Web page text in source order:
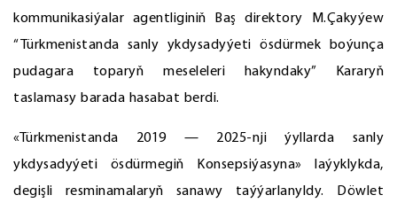
kommunikasiýalar agentliginiň Baş direktory M.Çakyýew
“Türkmenistanda sanly ykdysadyýeti ösdürmek boýunça
pudagara toparyň meseleleri hakyndaky” Kararyň
taslamasy barada hasabat berdi.
«Türkmenistanda 2019 — 2025-nji ýyllarda sanly
ykdysadyýeti ösdürmegiň Konsepsiýasyna» laýyklykda,
degişli resminamalaryň sanawy taýýarlanyldy. Döwlet